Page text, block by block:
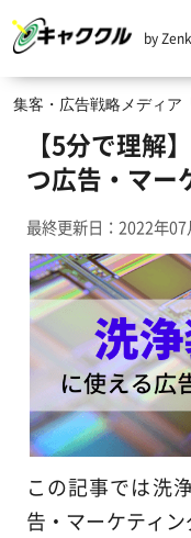
by
集客・広告戦略メディア
【5分で理解
つ広告・マー
最終更新日：2022年07
この記事では洗
告・マーケティ